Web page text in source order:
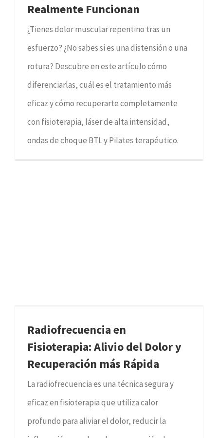
Realmente Funcionan
¿Tienes dolor muscular repentino tras un
esfuerzo? ¿No sabes si es una distensión o una
rotura? Descubre en este artículo cómo
diferenciarlas, cuál es el tratamiento más
eficaz y cómo recuperarte completamente
con fisioterapia, láser de alta intensidad,
ondas de choque BTL y Pilates terapéutico.
Radiofrecuencia en
Fisioterapia: Alivio del Dolor y
Recuperación más Rápida
La radiofrecuencia es una técnica segura y
eficaz en fisioterapia que utiliza calor
profundo para aliviar el dolor, reducir la